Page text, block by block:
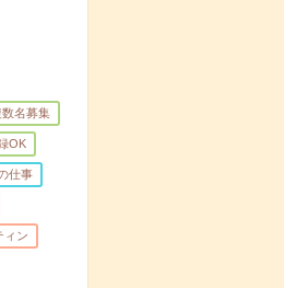
数名募集
OK
仕事
ィン